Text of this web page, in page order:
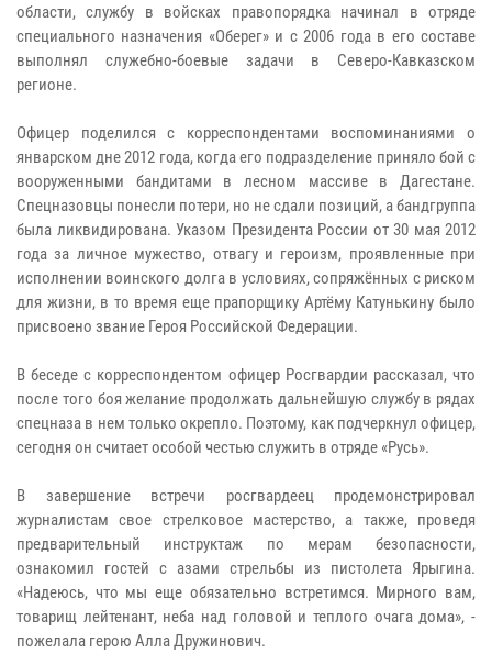
области, службу в войсках правопорядка начинал в отряде
специального назначения «Оберег» и с 2006 года в его составе
выполнял служебно-боевые задачи в Северо-Кавказском
регионе.
Офицер поделился с корреспондентами воспоминаниями о
январском дне 2012 года, когда его подразделение приняло бой с
вооруженными бандитами в лесном массиве в Дагестане.
Спецназовцы понесли потери, но не сдали позиций, а бандгруппа
была ликвидирована. Указом Президента России от 30 мая 2012
года за личное мужество, отвагу и героизм, проявленные при
исполнении воинского долга в условиях, сопряжённых с риском
для жизни, в то время еще прапорщику Артёму Катунькину было
присвоено звание Героя Российской Федерации.
В беседе с корреспондентом офицер Росгвардии рассказал, что
после того боя желание продолжать дальнейшую службу в рядах
спецназа в нем только окрепло. Поэтому, как подчеркнул офицер,
сегодня он считает особой честью служить в отряде «Русь».
В завершение встречи росгвардеец продемонстрировал
журналистам свое стрелковое мастерство, а также, проведя
предварительный инструктаж по мерам безопасности,
ознакомил гостей с азами стрельбы из пистолета Ярыгина.
«Надеюсь, что мы еще обязательно встретимся. Мирного вам,
товарищ лейтенант, неба над головой и теплого очага дома», -
пожелала герою Алла Дружинович.